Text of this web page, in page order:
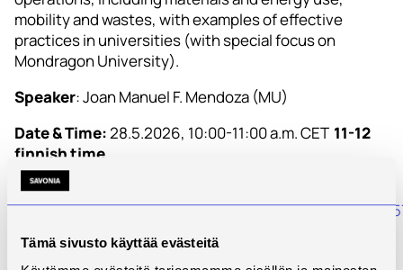
Tämä sivusto käyttää evästeitä
mobility and wastes, with examples of effective
practices in universities (with special focus on
Mondragon University).
Speaker: Joan Manuel F. Mendoza (MU)
Date & Time:28.5.2026, 10:00-11:00 a.m. CET 11-12
finnish time
Link to
teams:https://teams.microsoft.com/meet/